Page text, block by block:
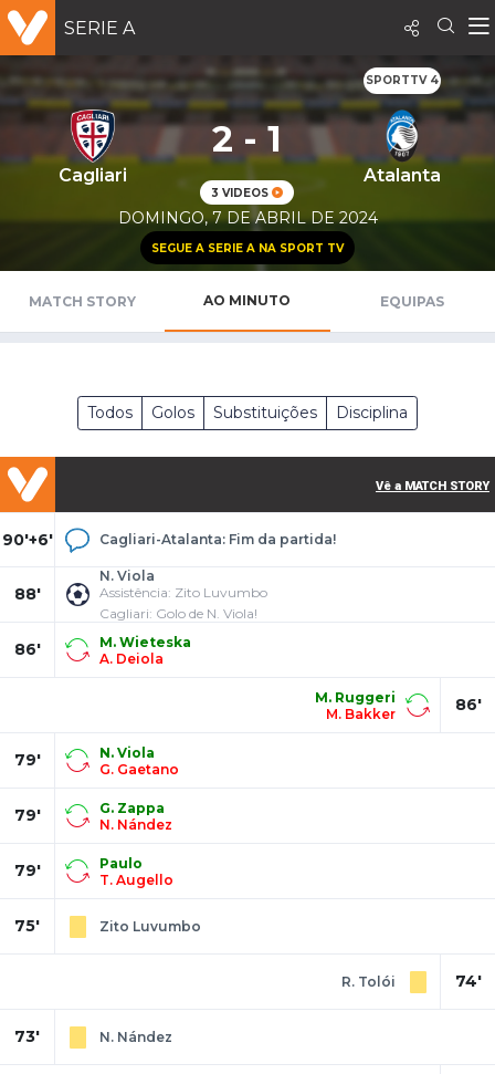
SERIE A
SPORTTV 4
Cagliari
2 - 1
3 VIDEOS
Atalanta
DOMINGO, 7 DE ABRIL DE 2024
SEGUE A SERIE A NA SPORT TV
MATCH STORY AO MINUTO EQUIPAS
Todos Golos Substituições Disciplina
Vê a MATCH STORY
90'+6' Cagliari-Atalanta: Fim da partida!
88'
N. Viola
Assistência: Zito Luvumbo
Cagliari: Golo de N. Viola!
86'
M. Wieteska
A. Deiola
86'
M. Ruggeri
M. Bakker
79'
N. Viola
G. Gaetano
79'
G. Zappa
N. Nández
79'
Paulo
T. Augello
75' Zito Luvumbo
74'
R. Tolói
73' N. Nández